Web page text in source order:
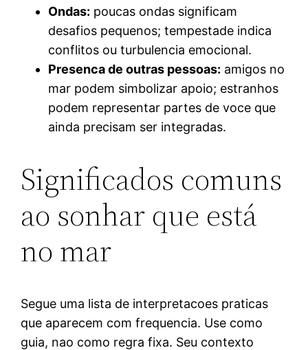
Ondas: poucas ondas significam
desafios pequenos; tempestade indica
conflitos ou turbulencia emocional.
Presenca de outras pessoas: amigos no
mar podem simbolizar apoio; estranhos
podem representar partes de voce que
ainda precisam ser integradas.
Significados comuns
ao sonhar que está
no mar
Segue uma lista de interpretacoes praticas
que aparecem com frequencia. Use como
guia, nao como regra fixa. Seu contexto